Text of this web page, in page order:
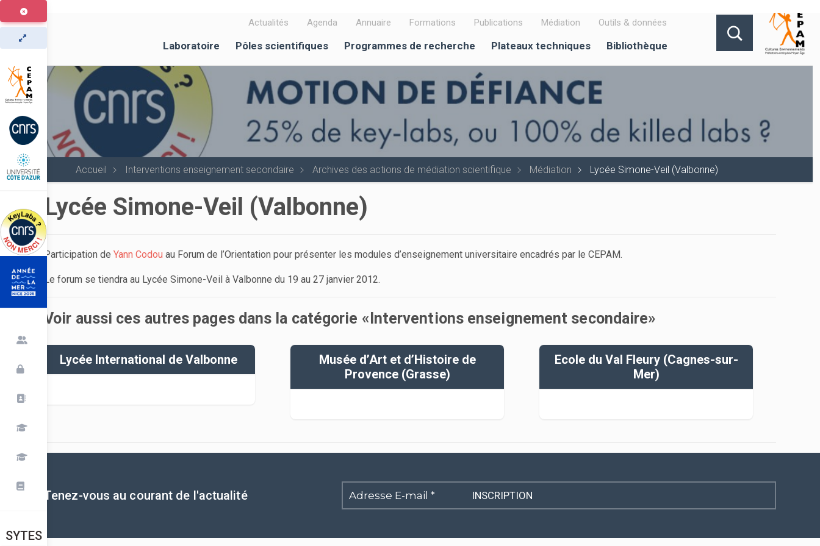
Aller
au
contenu
principal
Actualités Agenda Annuaire Formations Publications Médiation Outils & données
Laboratoire Pôles scientifiques Programmes de recherche Plateaux techniques Bibliothèque
Accueil Interventions enseignement secondaire Archives des actions de médiation scientifique Médiation Lycée Simone-Veil (Valbonne)
SYTES
Lycée Simone-Veil (Valbonne)
Participation de Yann Codou au Forum de l’Orientation pour présenter les modules d’enseignement universitaire encadrés par le CEPAM.
Le forum se tiendra au Lycée Simone-Veil à Valbonne du 19 au 27 janvier 2012.
Voir aussi ces autres pages dans la catégorie «Interventions enseignement secondaire»
Lycée International de Valbonne
Musée d’Art et d’Histoire de
Provence (Grasse)
Ecole du Val Fleury (Cagnes-sur-
Mer)
Tenez-vous au courant de l'actualité
Adresse
E-